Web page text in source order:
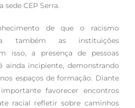
CEP Serra.
de que o racismo
também as instituições
isso, a presença de pessoas
ainda incipiente, demonstrando
espaços de formação. Diante
favorecer encontros
racial refletir sobre caminhos